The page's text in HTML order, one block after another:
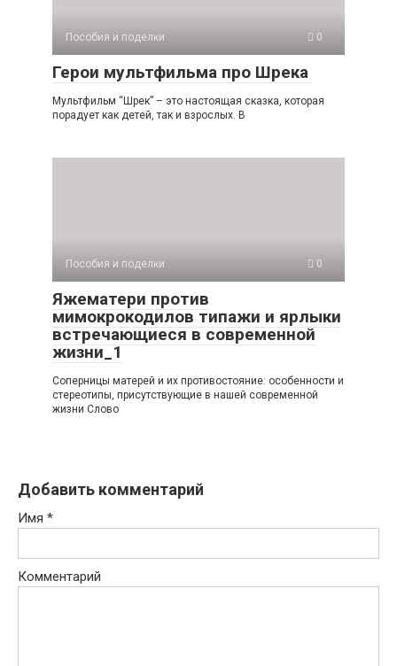
Пособия и поделки 0
Герои мультфильма про Шрека
Мультфильм “Шрек” – это настоящая сказка, которая
порадует как детей, так и взрослых. В
Пособия и поделки 0
Яжематери против
мимокрокодилов типажи и ярлыки
встречающиеся в современной
жизни_1
Соперницы матерей и их противостояние: особенности и
стереотипы, присутствующие в нашей современной
жизни Слово
Добавить комментарий
Имя *
Комментарий